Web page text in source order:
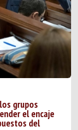
grupos
el encaje
del